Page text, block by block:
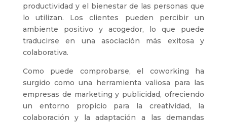
productividad y el bienestar de las personas que
lo utilizan. Los clientes pueden percibir un
ambiente positivo y acogedor, lo que puede
traducirse en una asociación más exitosa y
colaborativa.
Como puede comprobarse, el coworking ha
surgido como una herramienta valiosa para las
empresas de marketing y publicidad, ofreciendo
un entorno propicio para la creatividad, la
colaboración y la adaptación a las demandas